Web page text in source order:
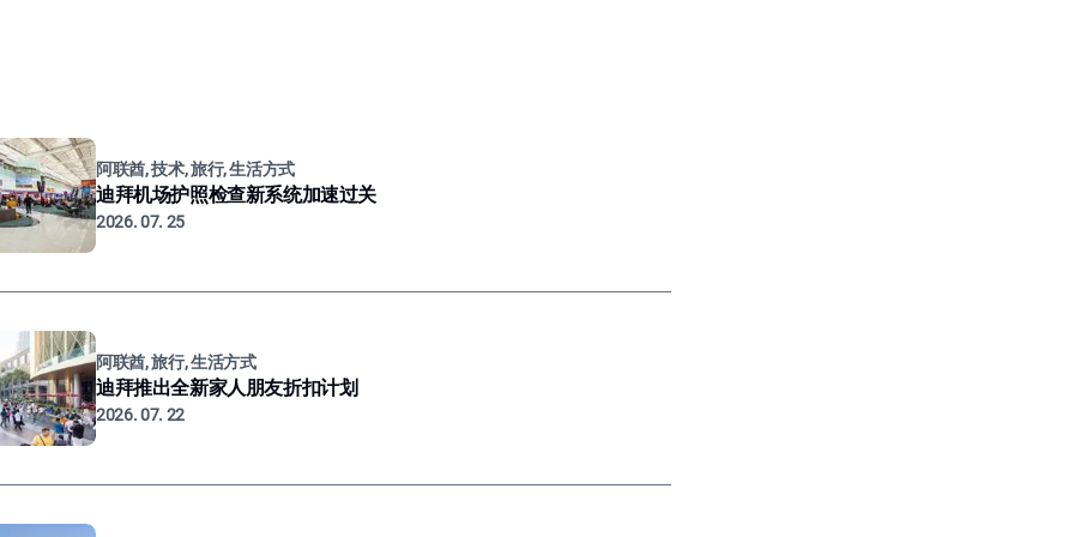
阿联酋, 技术, 旅行, 生活方式
迪拜机场护照检查新系统加速过关
2026. 07. 25
阿联酋, 旅行, 生活方式
迪拜推出全新家人朋友折扣计划
2026. 07. 22